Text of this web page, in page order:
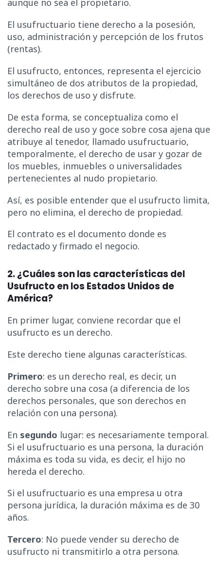
aunque no sea el propietario.
El usufructuario tiene derecho a la posesión,
uso, administración y percepción de los frutos
(rentas).
El usufructo, entonces, representa el ejercicio
simultáneo de dos atributos de la propiedad,
los derechos de uso y disfrute.
De esta forma, se conceptualiza como el
derecho real de uso y goce sobre cosa ajena que
atribuye al tenedor, llamado usufructuario,
temporalmente, el derecho de usar y gozar de
los muebles, inmuebles o universalidades
pertenecientes al nudo propietario.
Así, es posible entender que el usufructo limita,
pero no elimina, el derecho de propiedad.
El contrato es el documento donde es
redactado y firmado el negocio.
2. ¿Cuáles son las características del
Usufructo en los Estados Unidos de
América?
En primer lugar, conviene recordar que el
usufructo es un derecho.
Este derecho tiene algunas características.
Primero: es un derecho real, es decir, un
derecho sobre una cosa (a diferencia de los
derechos personales, que son derechos en
relación con una persona).
En segundo lugar: es necesariamente temporal.
Si el usufructuario es una persona, la duración
máxima es toda su vida, es decir, el hijo no
hereda el derecho.
Si el usufructuario es una empresa u otra
persona jurídica, la duración máxima es de 30
años.
Tercero: No puede vender su derecho de
usufructo ni transmitirlo a otra persona.